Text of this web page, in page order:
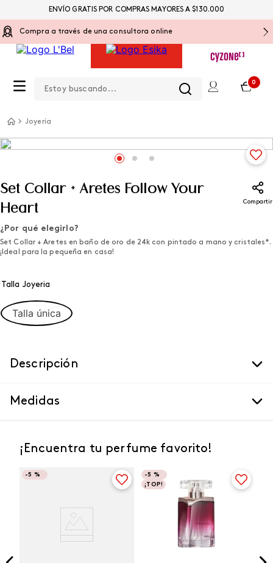
Compra a través de una consultora online
0
ENVÍO GRATIS POR COMPRAS MAYORES A $130.000
Joyería
Set Collar + Aretes Follow Your
Heart
Compartir
¿Por qué elegirlo?
Set Collar + Aretes en baño de oro de 24k con pintado a mano y cristales*.
¡Ideal para la pequeña en casa!
Talla Joyeria
Talla única
Descripción
Medidas
¡Encuentra tu perfume favorito!
-5 % -5 %
¡TOP!